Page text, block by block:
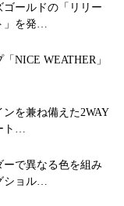
ールドの「リリー
」を発…
NICE WEATHER」
を兼ね備えた2WAY
ト…
ーで異なる色を組み
ショル…